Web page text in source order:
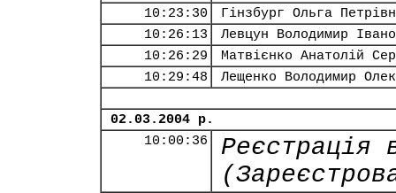
10:23:30
Гінзбург Ольга
10:26:13
Левцун Володимир
10:26:29
Матвієнко Анатолій
10:29:48
Лещенко Володимир
02.03.2004 р.
10:00:36
Реєстрація